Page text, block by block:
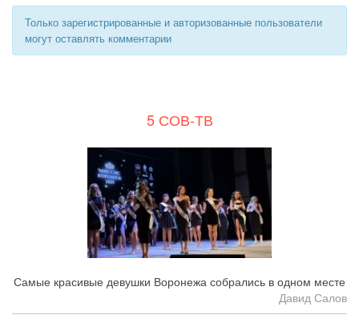
Только зарегистрированные и авторизованные пользователи
могут оставлять комментарии
5 СОВ-ТВ
Самые красивые девушки Воронежа собрались в одном месте
Давид Салов